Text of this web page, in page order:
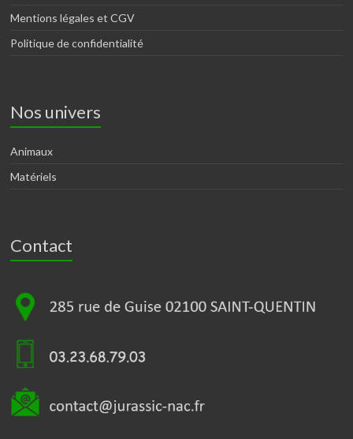
Mentions légales et CGV
Politique de confidentialité
Nos univers
Animaux
Matériels
Contact